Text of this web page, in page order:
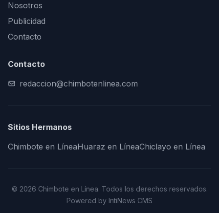
Nosotros
Publicidad
Contacto
Contacto
redaccion@chimbotenlinea.com
Sitios Hermanos
Chimbote en LíneaHuaraz en LíneaChiclayo en Línea
© 2026 Chimbote en Línea. Todos los derechos reservados.
Powered by IntiNews CMS